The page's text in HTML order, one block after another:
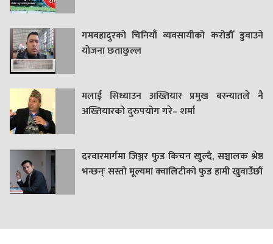
गमबहादुरकाे चिनियाँ व्यवसायीको करोडौँ डुवाउने
याेजना छताछुल्ल
मलाई सिध्याउन अख्तियार प्रमुख बस्न्यातले नै
अख्तियारको दुरुपयोग गरे– शर्मा
दरवारमार्गमा जिञ्जर फुड किचन खुल्दै, सञ्चालक श्रेष्ठ
भन्छन्ः सस्तो मूल्यमा क्वालिटीको फुड हामी खुवाउँछौं